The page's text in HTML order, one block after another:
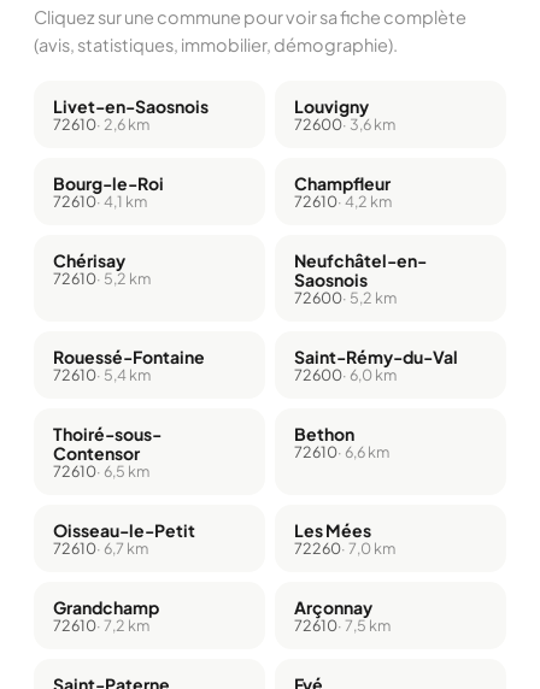
Cliquez sur une commune pour voir sa fiche complète
(avis, statistiques, immobilier, démographie).
Livet-en-Saosnois
72610· 2,6 km
Louvigny
72600· 3,6 km
Bourg-le-Roi
72610· 4,1 km
Champfleur
72610· 4,2 km
Chérisay
72610· 5,2 km
Neufchâtel-en-
Saosnois
72600· 5,2 km
Rouessé-Fontaine
72610· 5,4 km
Saint-Rémy-du-Val
72600· 6,0 km
Thoiré-sous-
Contensor
72610· 6,5 km
Bethon
72610· 6,6 km
Oisseau-le-Petit
72610· 6,7 km
Les Mées
72260· 7,0 km
Grandchamp
72610· 7,2 km
Arçonnay
72610· 7,5 km
Saint-Paterne Fyé